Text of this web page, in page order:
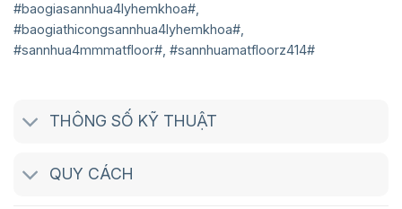
#baogiasannhua4lyhemkhoa#,
#baogiathicongsannhua4lyhemkhoa#,
#sannhua4mmmatfloor#, #sannhuamatfloorz414#
THÔNG SỐ KỸ THUẬT
QUY CÁCH